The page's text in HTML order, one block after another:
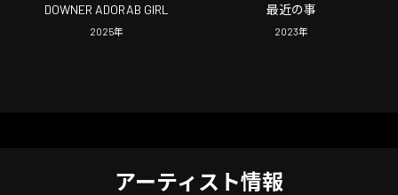
DOWNER ADORAB GIRL
2025年
最近の事
2023年
アーティスト情報